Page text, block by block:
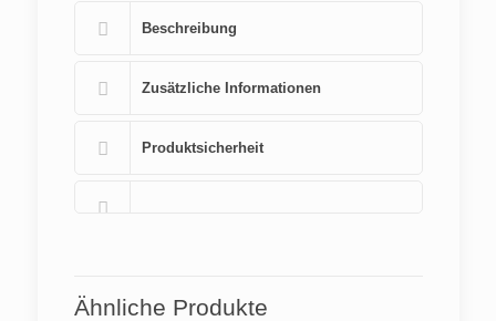
Beschreibung
Zusätzliche Informationen
Produktsicherheit
Ähnliche Produkte